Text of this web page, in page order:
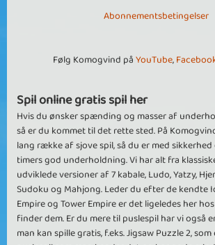
Abonnementsbetingelser
Følg Komogvind påYouTube,
Spil online gratis spil her
Hvis du ønsker spænding og masser af
så er du kommet til det rette sted. På
lang række af sjove spil, så du er med
timers god underholdning. Vi har alt fra
udviklede versioner af 7 kabale, Ludo, Yatzy,
Sudoku og Mahjong. Leder du efter de kendte
Empire og Tower Empire er det ligeledes her
finder dem. Er du mere til puslespil har vi også
man kan spille gratis, f.eks. Jigsaw Puzzle 2,